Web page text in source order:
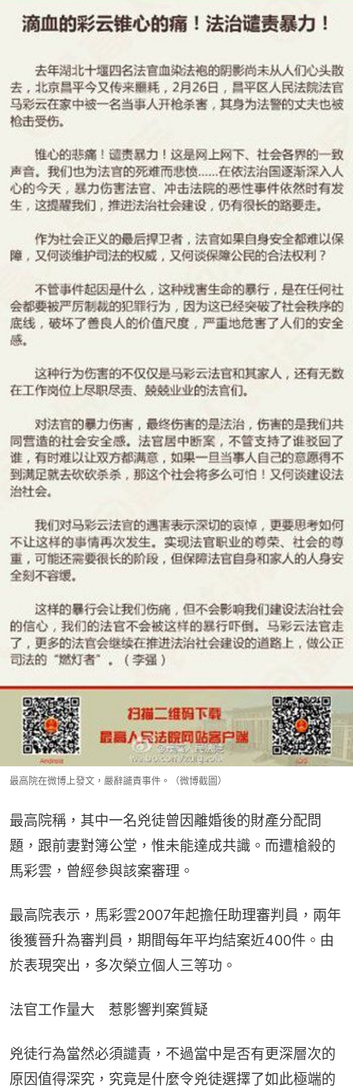
最高院在微博上發文，嚴辭譴責事件。（微博截圖）
最高院稱，其中一名兇徒曾因離婚後的財產分配問
題，跟前妻對簿公堂，惟未能達成共識。而遭槍殺的
馬彩雲，曾經參與該案審理。
最高院表示，馬彩雲2007年起擔任助理審判員，兩年
後獲晉升為審判員，期間每年平均結案近400件。由
於表現突出，多次榮立個人三等功。
法官工作量大　惹影響判案質疑
兇徒行為當然必須譴責，不過當中是否有更深層次的
原因值得深究，究竟是什麼令兇徒選擇了如此極端的